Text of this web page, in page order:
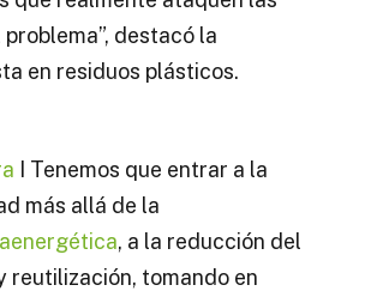
destacó la
en residuos plásticos.
I Tenemos que entrar a la
más allá de la
, a la reducción del
reutilización, tomando en